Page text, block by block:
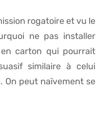
rogatoire et vu le
ne pas installer
carton qui pourrait
similaire à celui
On peut naïvement se